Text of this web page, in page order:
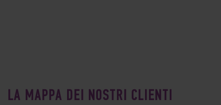
LA MAPPA DEI NOSTRI CLIENTI